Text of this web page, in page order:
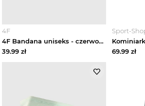
Akcesoria pływackie
Akcesoria treningowe
Gogle narciarskie i
męskie
4F
4F Bandana uniseks - czerwona Uniwersalny
39.99 zł
Sport-
69.99 zł